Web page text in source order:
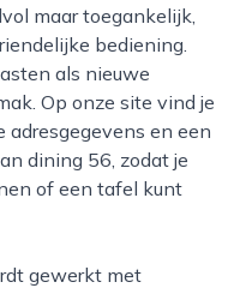
maar toegankelijk,
bediening.
als nieuwe
Op onze site vind je
adresgegevens en een
dining 56, zodat je
of een tafel kunt